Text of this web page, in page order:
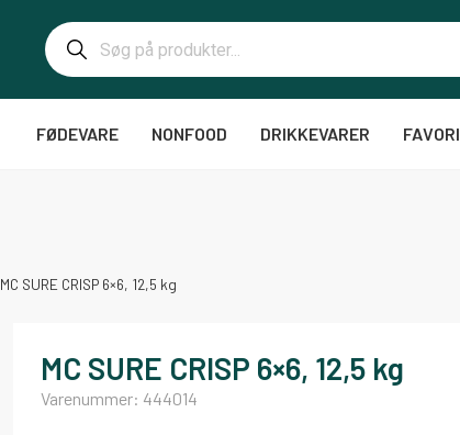
FØDEVARE NONFOOD DRIKKEVARER
MC SURE CRISP 6×6, 12,5 kg
MC SURE CRISP 6×6, 12,5 kg
Varenummer: 444014